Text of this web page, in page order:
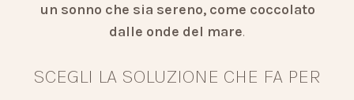
un sonno che sia sereno, come coccolato
dalle onde del mare.
SCEGLI LA SOLUZIONE CHE FA PER